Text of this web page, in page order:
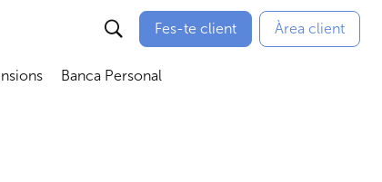
Fes-te client Àrea client
Abrir submenú
Banca Personal